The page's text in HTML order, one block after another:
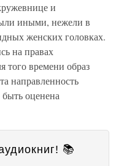
и
иными, нежели в
женских головках.
на правах
того времени образ
направленность
оценена
📚